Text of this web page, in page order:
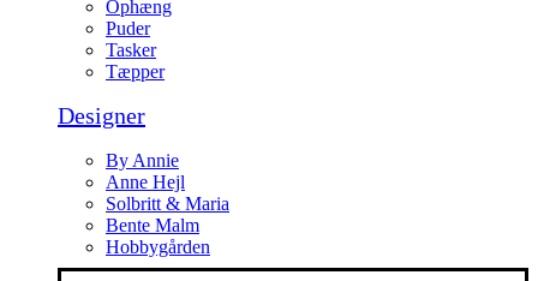
Ophæng
Puder
Tasker
Tæpper
Designer
By Annie
Anne Hejl
Solbritt & Maria
Bente Malm
Hobbygården